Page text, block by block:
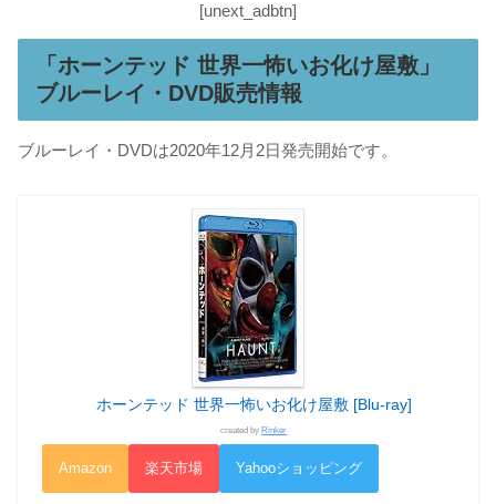
[unext_adbtn]
「ホーンテッド 世界一怖いお化け屋敷」
ブルーレイ・DVD販売情報
ブルーレイ・DVDは2020年12月2日発売開始です。
ホーンテッド 世界一怖いお化け屋敷 [Blu-ray]
created by Rinker
Amazon 楽天市場 Yahooショッピング